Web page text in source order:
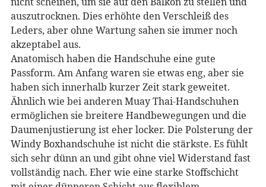
auszutrocknen. Dies erhöhte den Verschleiß des
Leders, aber ohne Wartung sahen sie immer noch
akzeptabel aus.
Anatomisch haben die Handschuhe eine gute
Passform. Am Anfang waren sie etwas eng, aber sie
haben sich innerhalb kurzer Zeit stark geweitet.
Ähnlich wie bei anderen Muay Thai-Handschuhen
ermöglichen sie breitere Handbewegungen und die
Daumenjustierung ist eher locker. Die Polsterung der
Windy Boxhandschuhe ist nicht die stärkste. Es fühlt
sich sehr dünn an und gibt ohne viel Widerstand fast
vollständig nach. Eher wie eine starke Stoffschicht